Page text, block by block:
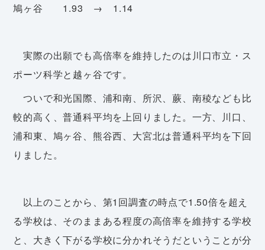
鳩ヶ谷 1.93 → 1.14
実際の出願でも高倍率を維持したのは川口市立・ス
ポーツ科学と越ヶ谷です。
ついで和光国際、浦和南、所沢、蕨、南稜なども比
較的高く、普通科平均を上回りました。一方、川口、
浦和東、鳩ヶ谷、熊谷西、大宮北は普通科平均を下回
りました。
以上のことから、第1回調査の時点で1.50倍を超え
る学校は、そのままある程度の高倍率を維持する学校
と、大きく下がる学校に分かれそうだということが分